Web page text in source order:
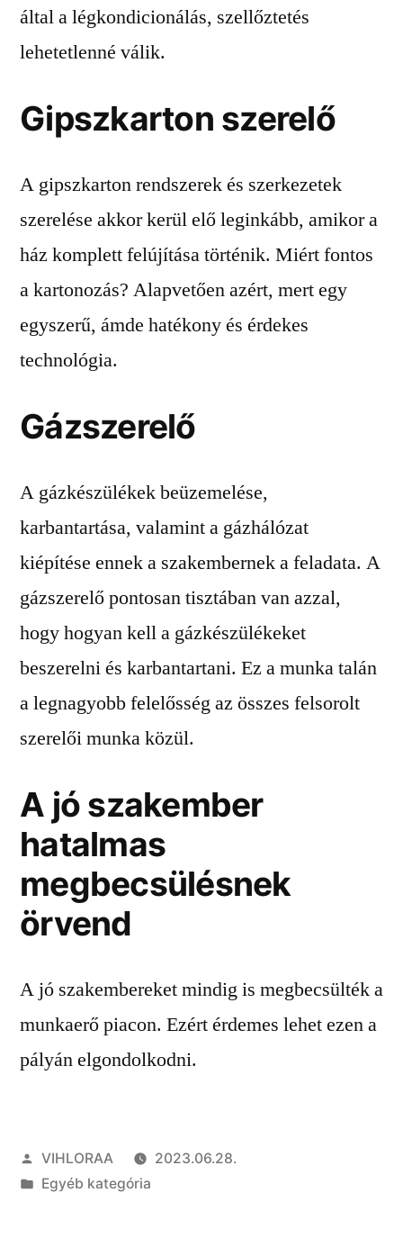
által a légkondicionálás, szellőztetés
lehetetlenné válik.
Gipszkarton szerelő
A gipszkarton rendszerek és szerkezetek
szerelése akkor kerül elő leginkább, amikor a
ház komplett felújítása történik. Miért fontos
a kartonozás? Alapvetően azért, mert egy
egyszerű, ámde hatékony és érdekes
technológia.
Gázszerelő
A gázkészülékek beüzemelése,
karbantartása, valamint a gázhálózat
kiépítése ennek a szakembernek a feladata. A
gázszerelő pontosan tisztában van azzal,
hogy hogyan kell a gázkészülékeket
beszerelni és karbantartani. Ez a munka talán
a legnagyobb felelősség az összes felsorolt
szerelői munka közül.
A jó szakember
hatalmas
megbecsülésnek
örvend
A jó szakembereket mindig is megbecsülték a
munkaerő piacon. Ezért érdemes lehet ezen a
pályán elgondolkodni.
Szerző:
VIHLORAA
2023.06.28.
Kategória:
Egyéb kategória